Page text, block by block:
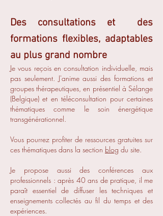
Des consultations et des
formations flexibles, adaptables
au plus grand nombre
Je vous reçois en consultation individuelle, mais
pas seulement. J'anime aussi des formations et
groupes thérapeutiques, en présentiel à Sélange
(Belgique) et en téléconsultation pour certaines
thématiques comme le soin énergétique
transgénérationnel.
Vous pourrez profiter de ressources gratuites sur
ces thématiques dans la section blog du site.
Je propose aussi des conférences aux
professionnels : après 40 ans de pratique, il me
paraît essentiel de diffuser les techniques et
enseignements collectés au fil du temps et des
expériences. ​​​​​